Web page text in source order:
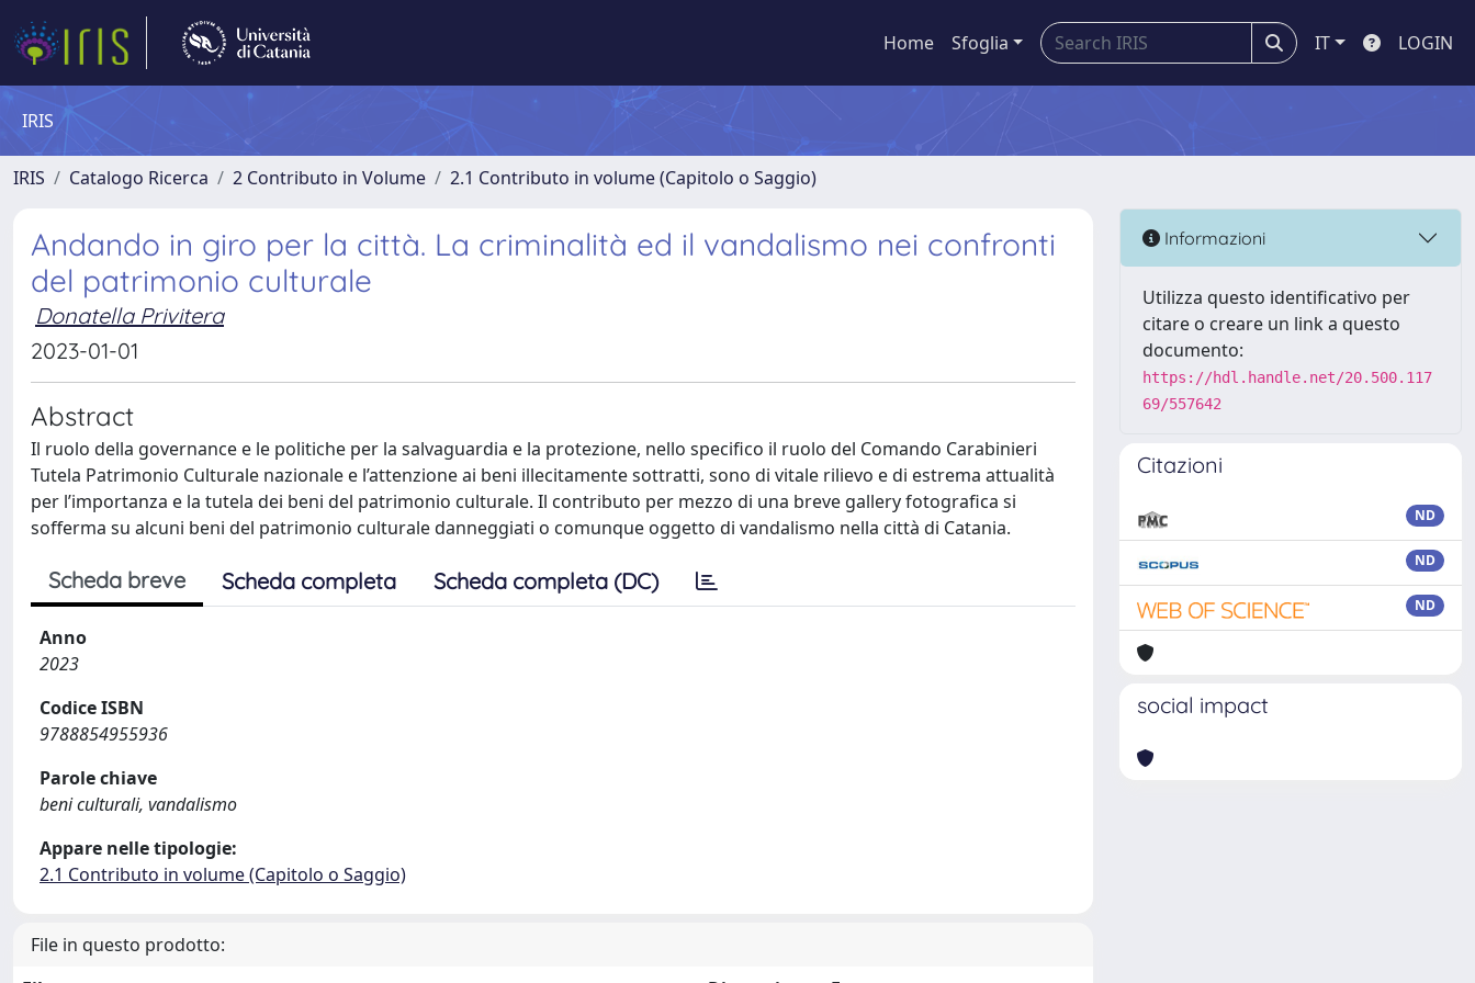
Home Sfoglia IT LOGIN
IRIS
IRIS Catalogo Ricerca 2 Contributo in Volume 2.1 Contributo in volume (Capitolo o Saggio)
Andando in giro per la città. La criminalità ed il vandalismo nei confronti
del patrimonio culturale
Donatella Privitera
2023-01-01
Abstract
Il ruolo della governance e le politiche per la salvaguardia e la protezione, nello specifico il ruolo del Comando Carabinieri
Tutela Patrimonio Culturale nazionale e l’attenzione ai beni illecitamente sottratti, sono di vitale rilievo e di estrema attualità
per l’importanza e la tutela dei beni del patrimonio culturale. Il contributo per mezzo di una breve gallery fotografica si
sofferma su alcuni beni del patrimonio culturale danneggiati o comunque oggetto di vandalismo nella città di Catania.
Scheda breve Scheda completa Scheda completa (DC)
Anno
2023
Codice ISBN
9788854955936
Parole chiave
beni culturali, vandalismo
Appare nelle tipologie:
2.1 Contributo in volume (Capitolo o Saggio)
File in questo prodotto:
Informazioni
Utilizza questo identificativo per
citare o creare un link a questo
documento:
https://hdl.handle.net/20.500.117
69/557642
Citazioni
ND
ND
ND
social impact